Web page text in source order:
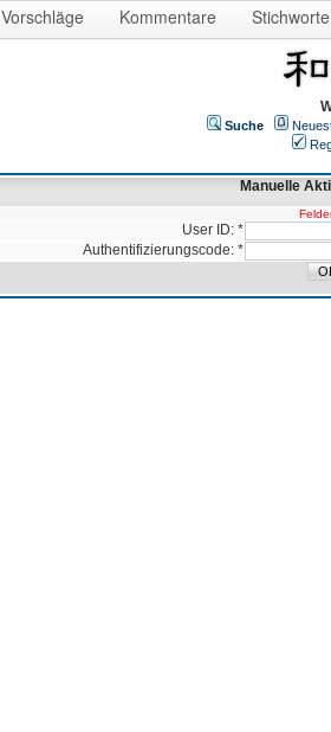
Vorschläge Kommentare Stichworte
Suche
Manuelle
User ID: *
Authentifizierungscode: *